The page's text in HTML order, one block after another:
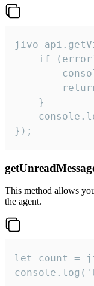
if
    }
});
This method allows
the agent.
let count =